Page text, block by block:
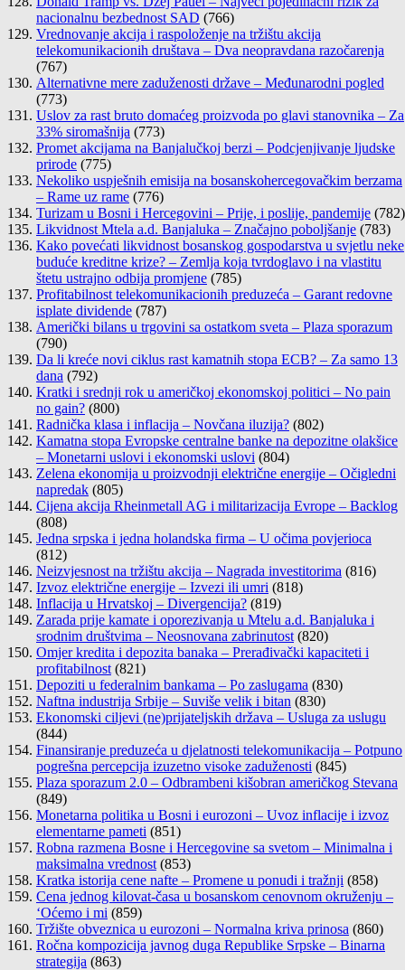
nacionalnu bezbednost SAD (766)
Vrednovanje akcija i raspoloženje na tržištu akcija
telekomunikacionih društava – Dva neopravdana razočarenja
(767)
Alternativne mere zaduženosti države – Međunarodni pogled
(773)
Uslov za rast bruto domaćeg proizvoda po glavi stanovnika – Za
33% siromašnija (773)
Promet akcijama na Banjalučkoj berzi – Podcjenjivanje ljudske
prirode (775)
Nekoliko uspješnih emisija na bosanskohercegovačkim berzama
– Rame uz rame (776)
Turizam u Bosni i Hercegovini – Prije, i poslije, pandemije (782)
Likvidnost Mtela a.d. Banjaluka – Značajno poboljšanje (783)
Kako povećati likvidnost bosanskog gospodarstva u svjetlu neke
buduće kreditne krize? – Zemlja koja tvrdoglavo i na vlastitu
štetu ustrajno odbija promjene (785)
Profitabilnost telekomunikacionih preduzeća – Garant redovne
isplate dividende (787)
Američki bilans u trgovini sa ostatkom sveta – Plaza sporazum
(790)
Da li kreće novi ciklus rast kamatnih stopa ECB? – Za samo 13
dana (792)
Kratki i srednji rok u američkoj ekonomskoj politici – No pain
no gain? (800)
Radnička klasa i inflacija – Novčana iluzija? (802)
Kamatna stopa Evropske centralne banke na depozitne olakšice
– Monetarni uslovi i ekonomski uslovi (804)
Zelena ekonomija u proizvodnji električne energije – Očigledni
napredak (805)
Cijena akcija Rheinmetall AG i militarizacija Evrope – Backlog
(808)
Jedna srpska i jedna holandska firma – U očima povjerioca
(812)
Neizvjesnost na tržištu akcija – Nagrada investitorima (816)
Izvoz električne energije – Izvezi ili umri (818)
Inflacija u Hrvatskoj – Divergencija? (819)
Zarada prije kamate i oporezivanja u Mtelu a.d. Banjaluka i
srodnim društvima – Neosnovana zabrinutost (820)
Omjer kredita i depozita banaka – Prerađivački kapaciteti i
profitabilnost (821)
Depoziti u federalnim bankama – Po zaslugama (830)
Naftna industrija Srbije – Suviše velik i bitan (830)
Ekonomski ciljevi (ne)prijateljskih država – Usluga za uslugu
(844)
Finansiranje preduzeća u djelatnosti telekomunikacija – Potpuno
pogrešna percepcija izuzetno visoke zaduženosti (845)
Plaza sporazum 2.0 – Odbrambeni kišobran američkog Stevana
(849)
Monetarna politika u Bosni i eurozoni – Uvoz inflacije i izvoz
elementarne pameti (851)
Robna razmena Bosne i Hercegovine sa svetom – Minimalna i
maksimalna vrednost (853)
Kratka istorija cene nafte – Promene u ponudi i tražnji (858)
Cena jednog kilovat-časa u bosanskom cenovnom okruženju –
‘Oćemo i mi (859)
Tržište obveznica u eurozoni – Normalna kriva prinosa (860)
Ročna kompozicija javnog duga Republike Srpske – Binarna
strategija (863)